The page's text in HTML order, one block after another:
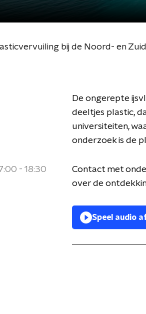
bij de Noord- en
- 18:30
De ongerepte
deeltjes plastic,
universiteiten,
onderzoek is de
Contact met
over de
Speel audio